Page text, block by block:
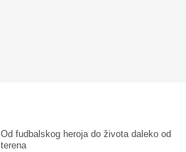
Od fudbalskog heroja do života daleko od
terena